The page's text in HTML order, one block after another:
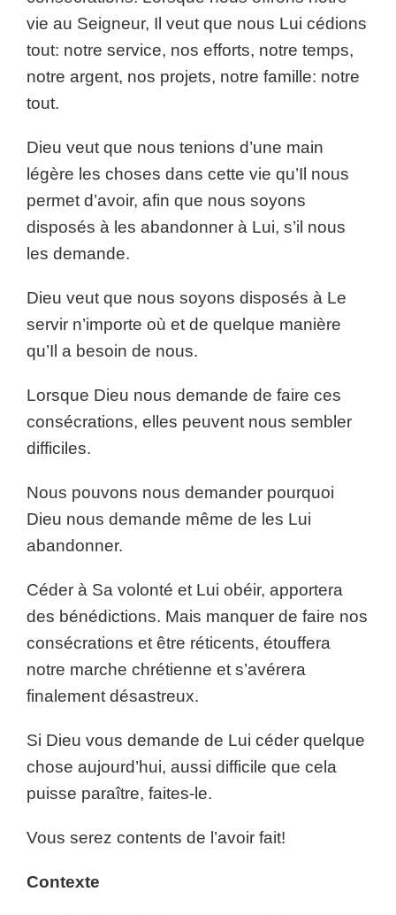
vie au Seigneur, Il veut que nous Lui cédions
tout: notre service, nos efforts, notre temps,
notre argent, nos projets, notre famille: notre
tout.
Dieu veut que nous tenions d’une main
légère les choses dans cette vie qu’Il nous
permet d’avoir, afin que nous soyons
disposés à les abandonner à Lui, s’il nous
les demande.
Dieu veut que nous soyons disposés à Le
servir n’importe où et de quelque manière
qu’Il a besoin de nous.
Lorsque Dieu nous demande de faire ces
consécrations, elles peuvent nous sembler
difficiles.
Nous pouvons nous demander pourquoi
Dieu nous demande même de les Lui
abandonner.
Céder à Sa volonté et Lui obéir, apportera
des bénédictions. Mais manquer de faire nos
consécrations et être réticents, étouffera
notre marche chrétienne et s’avérera
finalement désastreux.
Si Dieu vous demande de Lui céder quelque
chose aujourd’hui, aussi difficile que cela
puisse paraître, faites-le.
Vous serez contents de l’avoir fait!
Contexte